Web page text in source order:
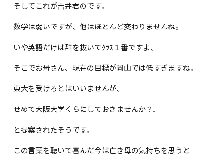
そしてこれが吉井君のです。
数学は弱いですが、他はほとんど変わりませんね。
いや英語だけは群を抜いてｸﾗｽ１番ですよ、
そこでお母さん、現在の目標が岡山では低すぎますね。
東大を受けろとはいいませんが、
せめて大阪大学くらにしておきませんか？』
と提案されたそうです。
この言葉を聴いて喜んだ今は亡き母の気持ちを思うと